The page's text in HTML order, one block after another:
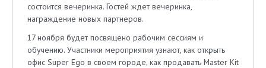
состоится вечеринка. Гостей ждет вечеринка,
награждение новых партнеров.
17 ноября будет посвящено рабочим сессиям и
обучению. Участники мероприятия узнают, как открыть
офис Super Ego в своем городе, как продавать Master Kit